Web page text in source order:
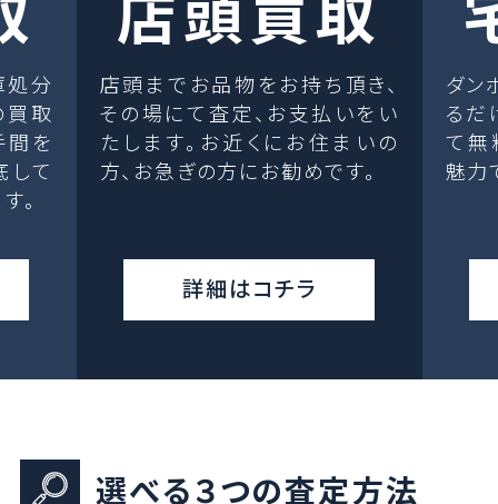
処分
取
間を
して
。
店頭までお品物をお持ち頂き、
その場にて査定、お支払いをい
たします。お近くにお住まいの
方、お急ぎの方にお勧めです。
詳細はコチラ
ダン
るだ
て無
魅力
選べる３つの査定方法